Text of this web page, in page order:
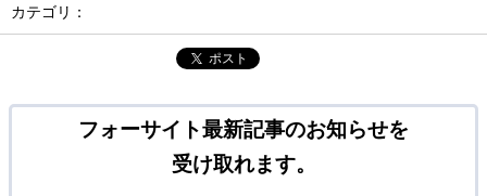
カテゴリ：
ポスト
フォーサイト最新記事のお知らせを
受け取れます。